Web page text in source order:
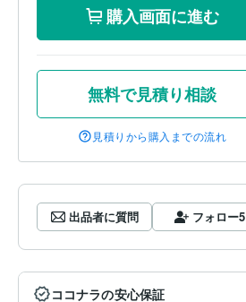
購入画面に進む
無料で見積り相談
見積りから購入までの流れ
出品者に質問 フォロー5
ココナラの安心保証